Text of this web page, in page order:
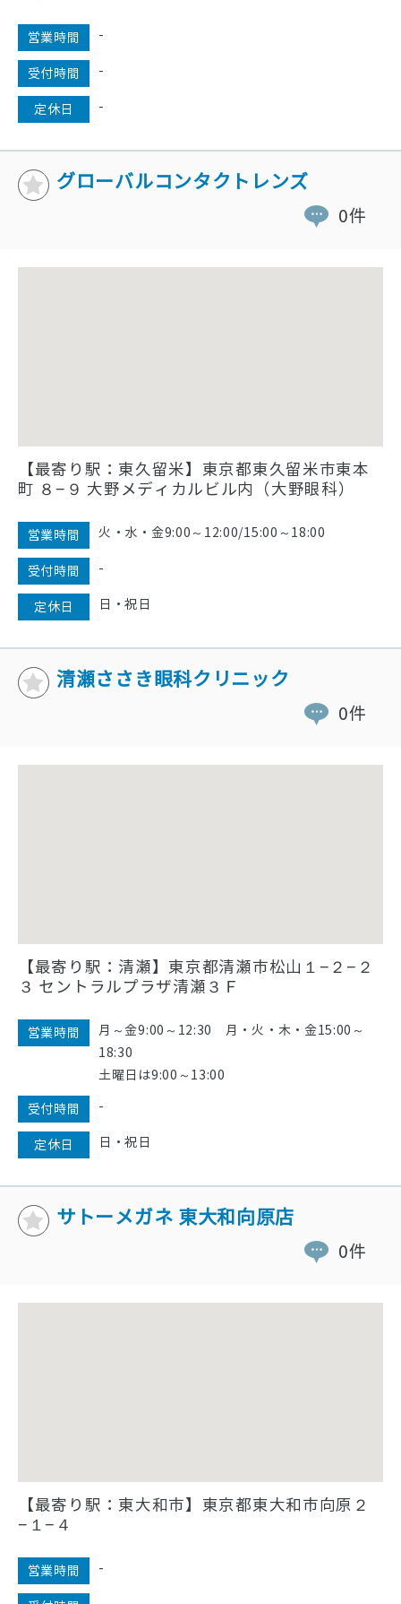
営業時間 -
受付時間 -
定休日 -
グローバルコンタクトレンズ
0件
【最寄り駅：東久留米】東京都東久留米市東本
町 ８−９ 大野メディカルビル内（大野眼科）
営業時間 火・水・金9:00～12:00/15:00～18:00
受付時間 -
定休日 日・祝日
清瀬ささき眼科クリニック
0件
【最寄り駅：清瀬】東京都清瀬市松山１−２−２
３ セントラルプラザ清瀬３Ｆ
営業時間
月～金9:00～12:30 月・火・木・金15:00～
18:30
土曜日は9:00～13:00
受付時間 -
定休日 日・祝日
サトーメガネ 東大和向原店
0件
【最寄り駅：東大和市】東京都東大和市向原２
−１−４
営業時間 -